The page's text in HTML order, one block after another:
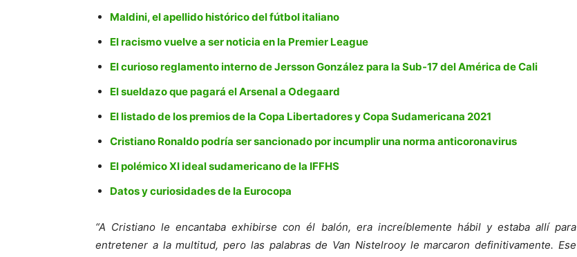
Maldini, el apellido histórico del fútbol italiano
El racismo vuelve a ser noticia en la Premier League
El curioso reglamento interno de Jersson González para la Sub-17 del América de Cali
El sueldazo que pagará el Arsenal a Odegaard
El listado de los premios de la Copa Libertadores y Copa Sudamericana 2021
Cristiano Ronaldo podría ser sancionado por incumplir una norma anticoronavirus
El polémico XI ideal sudamericano de la IFFHS
Datos y curiosidades de la Eurocopa
“A Cristiano le encantaba exhibirse con él balón, era increíblemente hábil y estaba allí para
entretener a la multitud, pero las palabras de Van Nistelrooy le marcaron definitivamente. Ese